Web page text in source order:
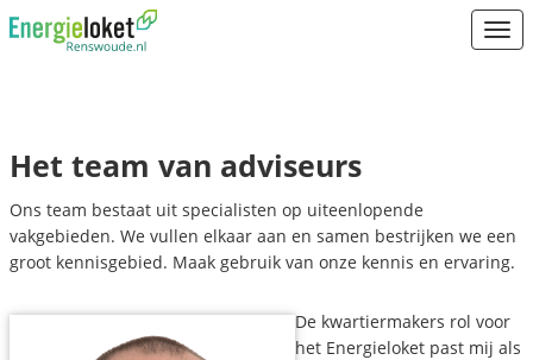
Het team van adviseurs
Ons team bestaat uit specialisten op uiteenlopende
vakgebieden. We vullen elkaar aan en samen bestrijken we een
groot kennisgebied. Maak gebruik van onze kennis en ervaring.
De kwartiermakers rol voor
het Energieloket past mij als